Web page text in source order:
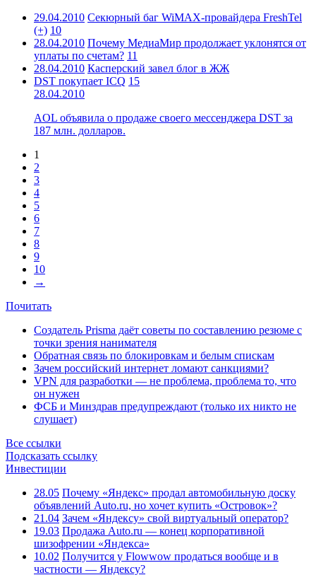
29.04.2010 Секюрный баг WiMAX-провайдера FreshTel
(+) 10
28.04.2010 Почему МедиаМир продолжает уклонятся от
уплаты по счетам? 11
28.04.2010 Касперский завел блог в ЖЖ
DST покупает ICQ 15
28.04.2010
AOL объявила о продаже своего мессенджера DST за
187 млн. долларов.
1
2
3
4
5
6
7
8
9
10
→
Почитать
Создатель Prisma даёт советы по составлению резюме с
точки зрения нанимателя
Обратная связь по блокировкам и белым спискам
Зачем российский интернет ломают санкциями?
VPN для разработки — не проблема, проблема то, что
он нужен
ФСБ и Минздрав предупреждают (только их никто не
слушает)
Все ссылки
Подсказать ссылку
Инвестиции
28.05 Почему «Яндекс» продал автомобильную доску
объявлений Auto.ru, но хочет купить «Островок»?
21.04 Зачем «Яндексу» свой виртуальный оператор?
19.03 Продажа Auto.ru — конец корпоративной
шизофрении «Яндекса»
10.02 Получится у Flowwow продаться вообще и в
частности — Яндексу?